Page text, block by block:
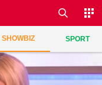
SHOWBIZ SPORT